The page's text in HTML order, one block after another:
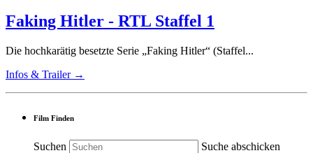
Faking Hitler - RTL Staffel 1
Die hochkarätig besetzte Serie „Faking Hitler“ (Staffel...
Infos & Trailer →
Film Finden
Suchen Suche abschicken